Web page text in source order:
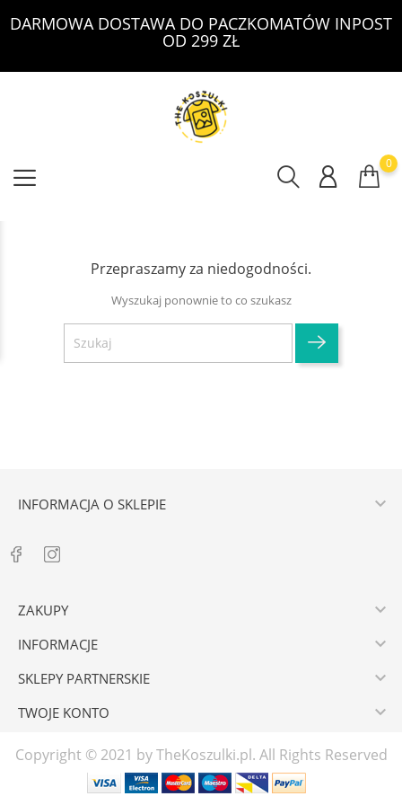
DARMOWA DOSTAWA DO PACZKOMATÓW INPOST
OD 299 ZŁ
0
Przepraszamy za niedogodności.
Wyszukaj ponownie to co szukasz
INFORMACJA O SKLEPIE 
ZAKUPY 
INFORMACJE 
SKLEPY PARTNERSKIE 
TWOJE KONTO 
Copyright © 2021 by TheKoszulki.pl. All Rights Reserved